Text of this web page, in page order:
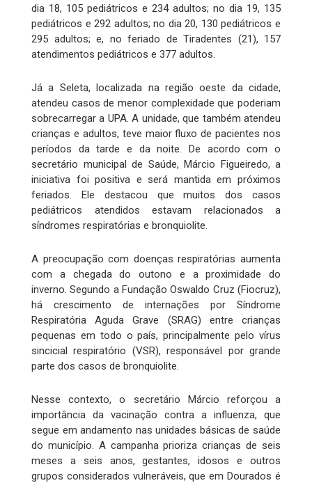
dia 18, 105 pediátricos e 234 adultos; no dia 19, 135
pediátricos e 292 adultos; no dia 20, 130 pediátricos e
295 adultos; e, no feriado de Tiradentes (21), 157
atendimentos pediátricos e 377 adultos.
Já a Seleta, localizada na região oeste da cidade,
atendeu casos de menor complexidade que poderiam
sobrecarregar a UPA. A unidade, que também atendeu
crianças e adultos, teve maior fluxo de pacientes nos
períodos da tarde e da noite. De acordo com o
secretário municipal de Saúde, Márcio Figueiredo, a
iniciativa foi positiva e será mantida em próximos
feriados. Ele destacou que muitos dos casos
pediátricos atendidos estavam relacionados a
síndromes respiratórias e bronquiolite.
A preocupação com doenças respiratórias aumenta
com a chegada do outono e a proximidade do
inverno. Segundo a Fundação Oswaldo Cruz (Fiocruz),
há crescimento de internações por Síndrome
Respiratória Aguda Grave (SRAG) entre crianças
pequenas em todo o país, principalmente pelo vírus
sincicial respiratório (VSR), responsável por grande
parte dos casos de bronquiolite.
Nesse contexto, o secretário Márcio reforçou a
importância da vacinação contra a influenza, que
segue em andamento nas unidades básicas de saúde
do município. A campanha prioriza crianças de seis
meses a seis anos, gestantes, idosos e outros
grupos considerados vulneráveis, que em Dourados é